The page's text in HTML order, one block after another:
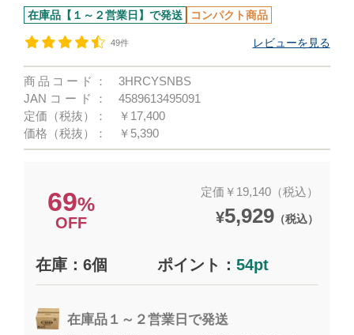
在庫品【１～２営業日】で発送 コンパクト商品
49件 レビューを見る
商品コード：
3HRCYSNBS
JANコード：
4589613495091
定価（税抜）：
￥17,400
価格（税抜）：
￥5,390
69%
OFF
定価￥19,140（税込）
¥5,929（税込）
在庫：6個 ポイント： 54pt
在庫品１～２営業日で発送